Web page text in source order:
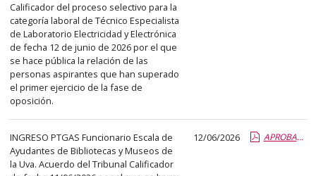
tabla
encontrará
los
anuncios
del
tablón
seleccionado
previamente.
En
la
Calificador del proceso selectivo para la
categoría laboral de Técnico Especialista
de Laboratorio Electricidad y Electrónica
de fecha 12 de junio de 2026 por el que
se hace pública la relación de las
personas aspirantes que han superado
el primer ejercicio de la fase de
oposición.
INGRESO PTGAS Funcionario Escala de
Ayudantes de Bibliotecas y Museos de
la Uva. Acuerdo del Tribunal Calificador
12/06/2026 APROBADOS 2 EJER AYUDANTES BIBLIOTECAS Y MUSEOS.report.pdf.pdf